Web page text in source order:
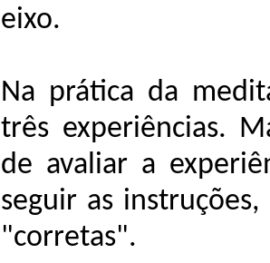
eixo.
Na prática da
três experiências.
de avaliar a
seguir as
"corretas".